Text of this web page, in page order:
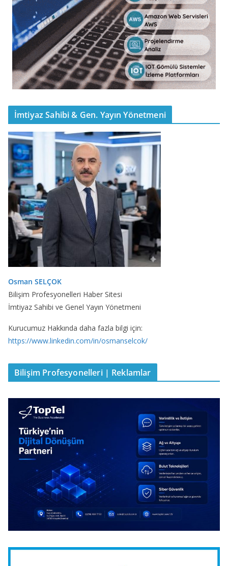
İmtiyaz Sahibi & Gen. Yayın Yönetmeni
Osman SELÇOK
Bilişim Profesyonelleri Haber Sitesi
İmtiyaz Sahibi ve Genel Yayın Yönetmeni
Kurucumuz Hakkında daha fazla bilgi için:
https://www.linkedin.com/in/osmanselcok/
Bilişim Profesyonelleri | Reklamlar